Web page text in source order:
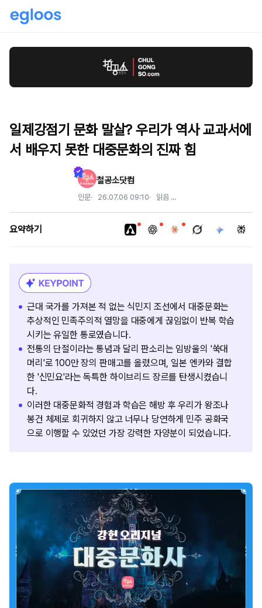
일제강점기 문화 말살? 우리가 역사 교과서에
서 배우지 못한 대중문화의 진짜 힘
철공소닷컴
인문 26.07.06 09:10 읽음 ...
요약하기
근대 국가를 가져본 적 없는 식민지 조선에서 대중문화는
추상적인 민족주의적 열망을 대중에게 끊임없이 반복 학습
시키는 유일한 통로였습니다.
전통의 단절이라는 통념과 달리 판소리는 임방울의 '쑥대
머리'로 100만 장의 판매고를 올렸으며, 일본 엔카와 결합
한 '신민요'라는 독특한 하이브리드 장르를 탄생시켰습니
다.
이러한 대중문화적 경험과 학습은 해방 후 우리가 왕조나
봉건 체제로 회귀하지 않고 너무나 당연하게 민주 공화국
으로 이행할 수 있었던 가장 강력한 자양분이 되었습니다.